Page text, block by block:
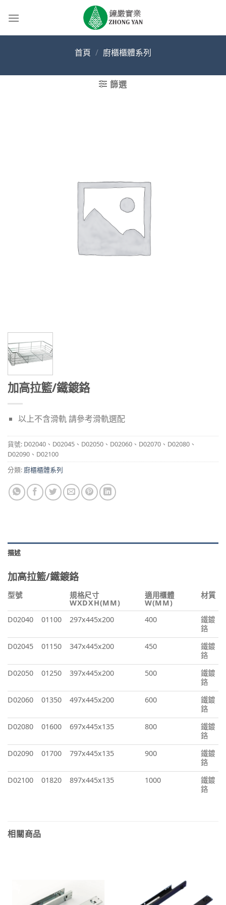
首頁 / 廚櫃櫃體系列
篩選
加高拉籃/鐵鍍鉻
以上不含滑軌 請參考滑軌選配
貨號: D02040、D02045、D02050、D02060、D02070、D02080、
D02090、D02100
分類: 廚櫃櫃體系列
描述
加高拉籃/鐵鍍鉻
型號 規格尺寸
WXDXH(MM)
適用櫃體
W(MM)
材質
D02040 01100 297x445x200 400
鐵鍍
鉻
D02045
01150 347x445x200 450
鐵鍍
鉻
D02050
01250 397x445x200 500
鐵鍍
鉻
D02060
01350 497x445x200 600
鐵鍍
鉻
D02080
01600 697x445x135 800
鐵鍍
鉻
D02090
01700 797x445x135 900
鐵鍍
鉻
D02100
01820 897x445x135 1000
鐵鍍
鉻
相關商品